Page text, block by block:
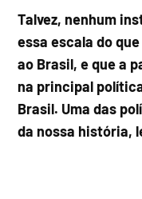
Talvez, nenhum
essa escala do
ao Brasil, e que a
na principal
Brasil. Uma das
da nossa história,